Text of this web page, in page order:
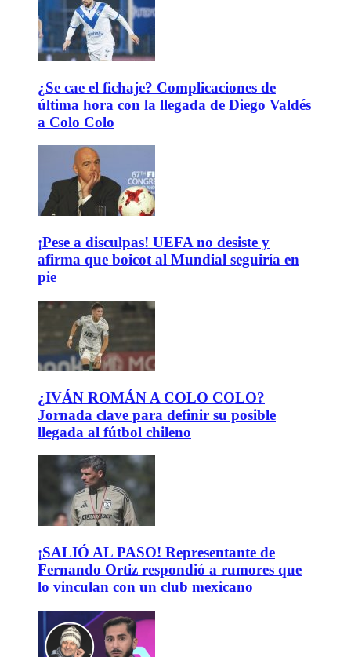
¿Se cae el fichaje? Complicaciones de
última hora con la llegada de Diego Valdés
a Colo Colo
¡Pese a disculpas! UEFA no desiste y
afirma que boicot al Mundial seguiría en
pie
¿IVÁN ROMÁN A COLO COLO?
Jornada clave para definir su posible
llegada al fútbol chileno
¡SALIÓ AL PASO! Representante de
Fernando Ortiz respondió a rumores que
lo vinculan con un club mexicano